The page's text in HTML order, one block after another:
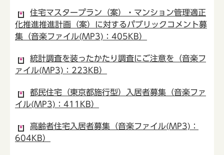
住宅マスタープラン（案）・マンション管理適正
化推進推進計画（案）に対するパブリックコメント募
集（音楽ファイル(MP3)：405KB）
統計調査を装ったかたり調査にご注意を（音楽フ
ァイル(MP3)：223KB）
都民住宅（東京都施行型）入居者募集（音楽ファ
イル(MP3)：411KB）
高齢者住宅入居者募集（音楽ファイル(MP3)：
604KB）